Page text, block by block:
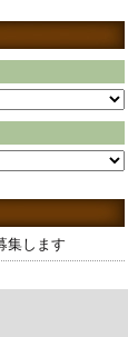
集します